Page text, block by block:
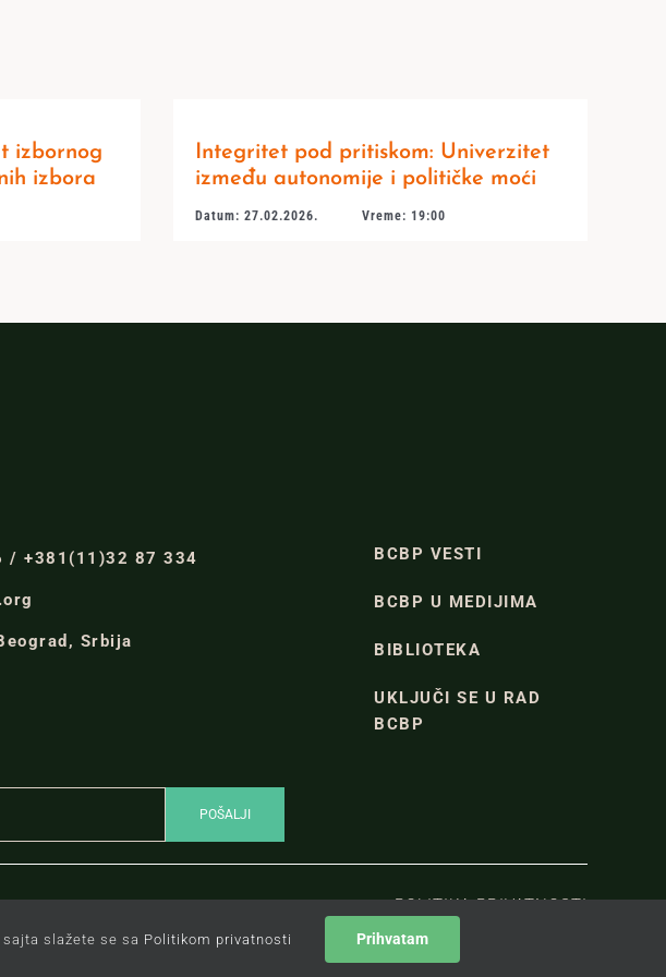
izbornog
izbora
Integritet pod pritiskom: Univerzitet
između autonomije i političke moći
Datum: 27.02.2026. Vreme: 19:00
/ +381(11)32 87 334
Srbija
BCBP VESTI
BCBP U MEDIJIMA
BIBLIOTEKA
UKLJUČI SE U RAD
BCBP
POLITIKA PRIVATNOSTI
slažete se sa Politikom privatnosti Prihvatam